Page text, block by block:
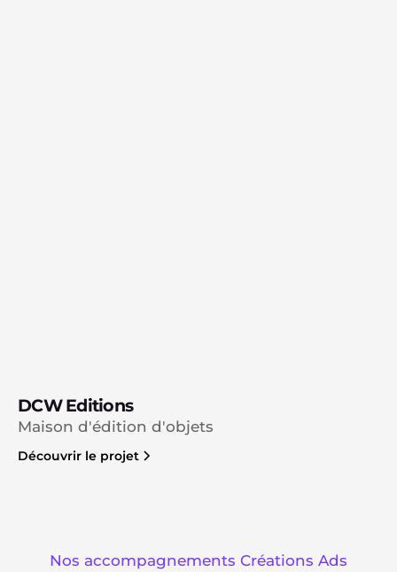
DCW Editions
Maison d'édition d'objets
Découvrir le projet
Nos accompagnements Créations Ads